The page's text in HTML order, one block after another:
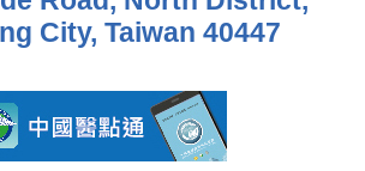
City, Taiwan 40447